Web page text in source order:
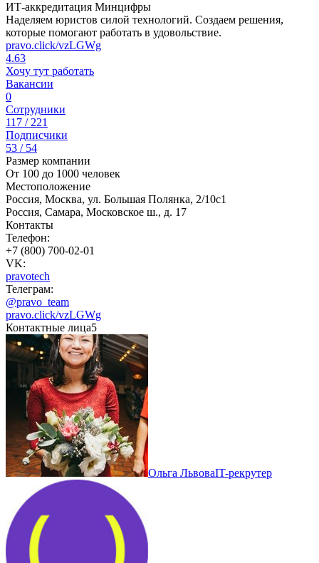
ИТ-аккредитация Минцифры
Наделяем юристов силой технологий. Создаем решения,
которые помогают работать в удовольствие.
pravo.click/vzLGWg
4.63
Хочу тут работать
Вакансии
0
Сотрудники
117 / 221
Подписчики
53 / 54
Размер компании
От 100 до 1000 человек
Местоположение
Россия, Москва, ул. Большая Полянка, 2/10с1
Россия, Самара, Московское ш., д. 17
Контакты
Телефон:
+7 (800) 700-02-01
VK:
pravotech
Телеграм:
@pravo_team
pravo.click/vzLGWg
Контактные лица5
Ольга ЛьвоваIT-рекрутер